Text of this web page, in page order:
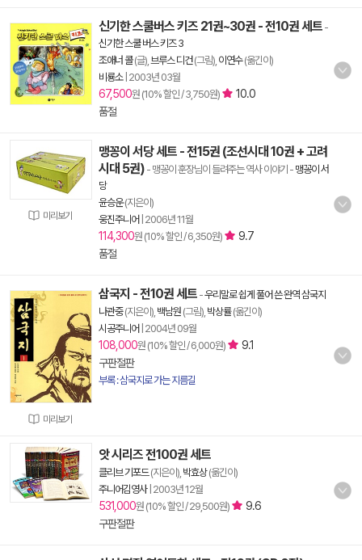
신기한 스쿨버스 키즈 21권~30권 - 전10권 세트 -
신기한 스쿨 버스 키즈 3
조애너 콜(글), 브루스 디건(그림), 이연수(옮긴이)
비룡소| 2003년 03월
67,500원 (10% 할인 / 3,750원)
10.0
품절
미리보기
맹꽁이 서당 세트 - 전15권 (조선시대 10권 + 고려
시대 5권) - 맹꽁이 훈장님이 들려주는 역사 이야기 - 맹꽁이 서
당
윤승운(지은이)
웅진주니어 2006년 11월
114,300원 (10% 할인 / 6,350원)
9.7
품절
미리보기
삼국지 - 전10권 세트 -우리말로 쉽게 풀어 쓴 완역 삼국지
나관중(지은이), 백남원 (그림), 박상률(옮긴이)
시공주니어 2004년 09월
108,000원 (10% 할인 / 6,000원)
9.1
구판절판
부록 : 삼국지로 가는 지름길
앗 시리즈 전100권 세트
클리브 기포드(지은이), 박효상(옮긴이)
주니어김영사| 2003년 12월
531,000원 (10% 할인 / 29,500원)
9.6
구판절판